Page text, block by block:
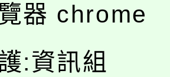
器 chrome
:資訊組